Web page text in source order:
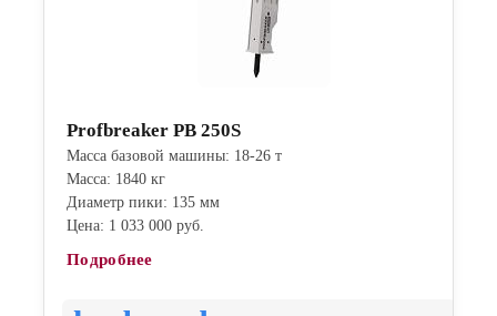
Profbreaker PB 250S
Масса базовой машины: 18-26 т
Масса: 1840 кг
Диаметр пики: 135 мм
Цена: 1 033 000 руб.
Подробнее